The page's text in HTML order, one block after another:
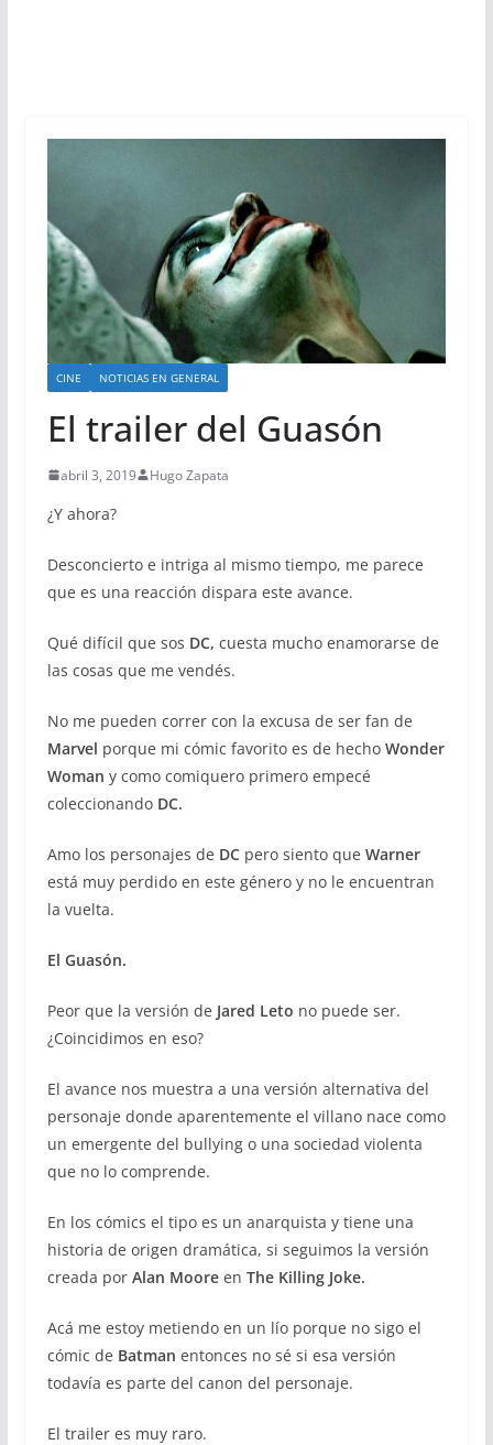
CINE NOTICIAS EN GENERAL
El trailer del Guasón
abril 3, 2019 Hugo Zapata
¿Y ahora?
Desconcierto e intriga al mismo tiempo, me parece
que es una reacción dispara este avance.
Qué difícil que sos DC, cuesta mucho enamorarse de
las cosas que me vendés.
No me pueden correr con la excusa de ser fan de
Marvel porque mi cómic favorito es de hecho Wonder
Woman y como comiquero primero empecé
coleccionando DC.
Amo los personajes de DCpero siento que Warner
está muy perdido en este género y no le encuentran
la vuelta.
El Guasón.
Peor que la versión de Jared Leto no puede ser.
¿Coincidimos en eso?
El avance nos muestra a una versión alternativa del
personaje donde aparentemente el villano nace como
un emergente del bullying o una sociedad violenta
que no lo comprende.
En los cómics el tipo es un anarquista y tiene una
historia de origen dramática, si seguimos la versión
creada porAlan Mooreen The Killing Joke.
Acá me estoy metiendo en un lío porque no sigo el
cómic de Batman entonces no sé si esa versión
todavía es parte del canon del personaje.
El trailer es muy raro.